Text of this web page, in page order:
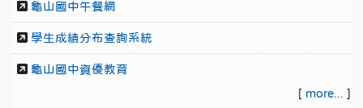
龜山國中午餐網
學生成績分布查詢系統
龜山國中資優教育
[ more... ]